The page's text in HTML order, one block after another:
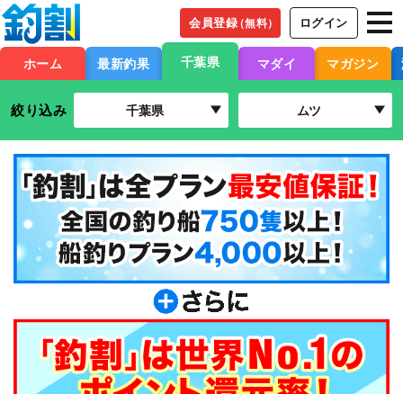
会員登録（無料） ログイン
ホーム 最新釣果 千葉県 マダイ マガジン
絞り込み 千葉県 ムツ